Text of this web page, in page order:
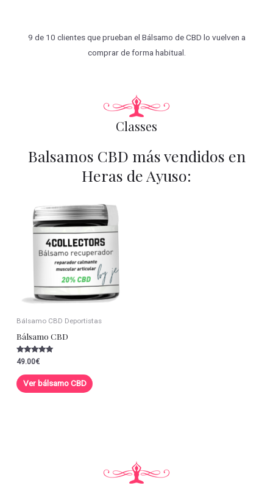
9 de 10 clientes que prueban el Bálsamo de CBD lo vuelven a
comprar de forma habitual.
Classes
Balsamos CBD más vendidos en
Heras de Ayuso:
Bálsamo CBD Deportistas
Bálsamo CBD
Valorado con
5.00
de 5
49.00€
Ver bálsamo CBD